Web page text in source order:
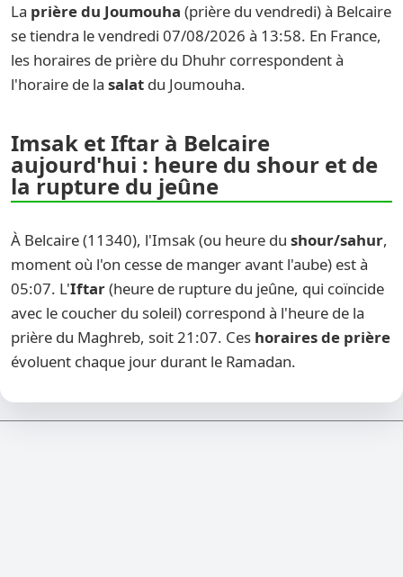
La prière du Joumouha (prière du vendredi) à Belcaire
se tiendra le vendredi 07/08/2026 à 13:58. En France,
les horaires de prière du Dhuhr correspondent à
l'horaire de la salat du Joumouha.
Imsak et Iftar à Belcaire
aujourd'hui : heure du shour et de
la rupture du jeûne
À Belcaire (11340), l'Imsak (ou heure du shour/sahur,
moment où l'on cesse de manger avant l'aube) est à
05:07. L'Iftar(heure de rupture du jeûne, qui coïncide
avec le coucher du soleil) correspond à l'heure de la
prière du Maghreb, soit 21:07. Ces horaires de prière
évoluent chaque jour durant le Ramadan.